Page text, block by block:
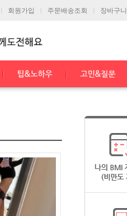
회원가입 주문배송조회 장바구니
팁&노하우 고민&질문